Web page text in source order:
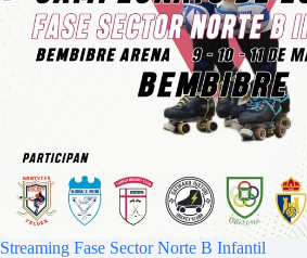
Streaming Fase Sector Norte B Infantil